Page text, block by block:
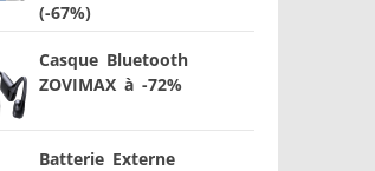
(-67%)
Casque Bluetooth
ZOVIMAX à -72%
Batterie Externe